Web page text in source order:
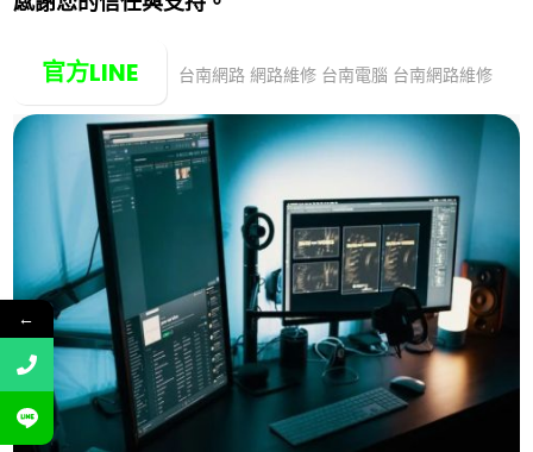
官方LINE 台南網路 網路維修 台南電腦 台南網路維修
←